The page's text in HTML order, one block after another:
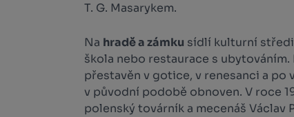
T. G. Masarykem.
Na hradě a zámku sídlí kulturní
škola nebo restaurace s
přestavěn v gotice, v renesanci a po
v původní podobě obnoven. V roce
polenský továrník a mecenáš Václav